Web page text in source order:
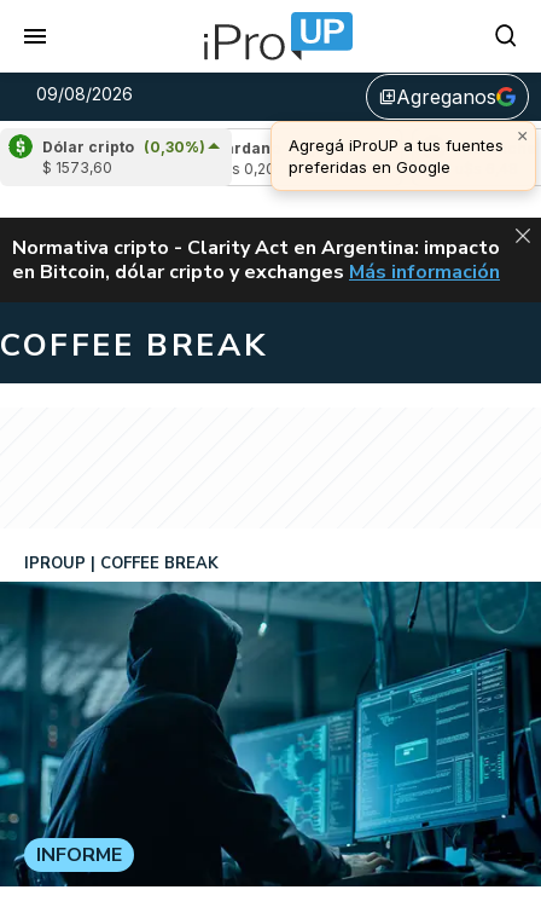
09/08/2026 library_addAgreganos
×
Agregá iProUP a tus fuentes
preferidas en Google
Dólar cripto (0,30%)
$ 1573,60
(-0,24%)
Cardano
(-1,81%)
u$s 0,20
Avalanche
u$s 6,48
ALERTA
Normativa cripto - Clarity Act en Argentina: impacto
en Bitcoin, dólar cripto y exchanges CLARITY ACT EN
Más información
COFFEE BREAK
IPROUP COFFEE BREAK
INFORME